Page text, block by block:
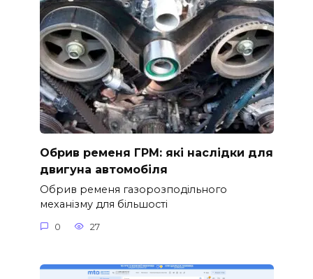
Обрив ременя ГРМ: які наслідки для
двигуна автомобіля
Обрив ременя газорозподільного
механізму для більшості
0 27